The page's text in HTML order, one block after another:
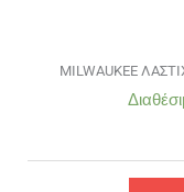
MILWAUKEE